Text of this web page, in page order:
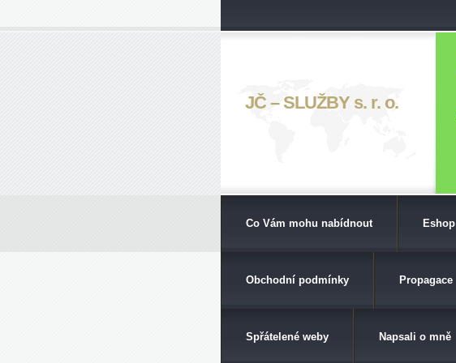
JČ – SLUŽBY s. r. o.
Co Vám mohu nabídnout Eshop
Obchodní podmínky Propagace
Spřátelené weby Napsali o mně